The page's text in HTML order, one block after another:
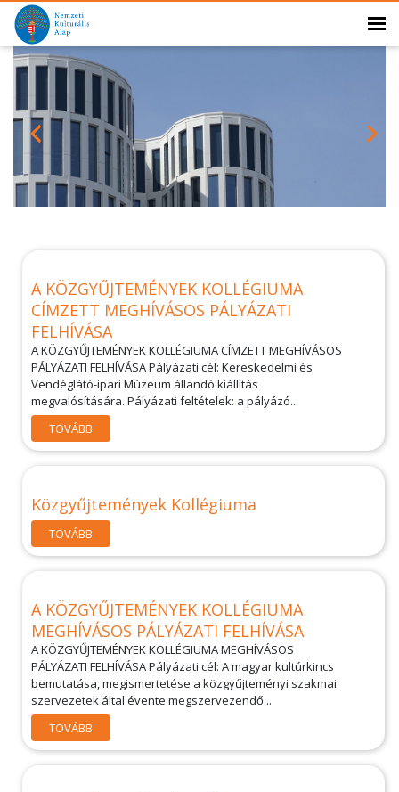
A KÖZGYŰJTEMÉNYEK KOLLÉGIUMA
CÍMZETT MEGHÍVÁSOS PÁLYÁZATI
FELHÍVÁSA
A KÖZGYŰJTEMÉNYEK KOLLÉGIUMA CÍMZETT MEGHÍVÁSOS
PÁLYÁZATI FELHÍVÁSA Pályázati cél: Kereskedelmi és
Vendéglátó-ipari Múzeum állandó kiállítás
megvalósítására. Pályázati feltételek: a pályázó...
TOVÁBB
Közgyűjtemények Kollégiuma
TOVÁBB
A KÖZGYŰJTEMÉNYEK KOLLÉGIUMA
MEGHÍVÁSOS PÁLYÁZATI FELHÍVÁSA
A KÖZGYŰJTEMÉNYEK KOLLÉGIUMA MEGHÍVÁSOS
PÁLYÁZATI FELHÍVÁSA Pályázati cél: A magyar kultúrkincs
bemutatása, megismertetése a közgyűjteményi szakmai
szervezetek által évente megszervezendő...
TOVÁBB